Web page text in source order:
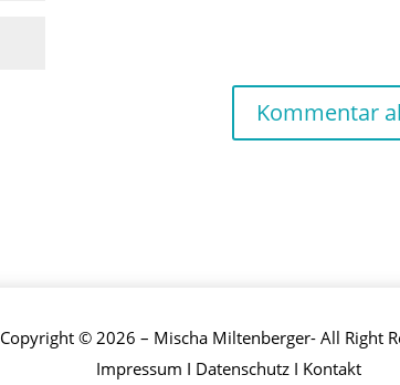
Copyright © 2026 – Mischa Miltenberger- All Right
Impressum I DatenschutzI Kontakt